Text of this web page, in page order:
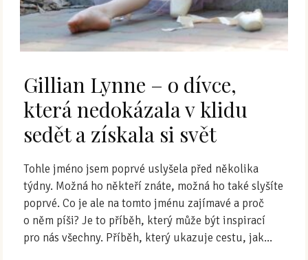
Gillian Lynne – o dívce,
která nedokázala v klidu
sedět a získala si svět
Tohle jméno jsem poprvé uslyšela před několika
týdny. Možná ho někteří znáte, možná ho také slyšíte
poprvé. Co je ale na tomto jménu zajímavé a proč
o něm píši? Je to příběh, který může být inspirací
pro nás všechny. Příběh, který ukazuje cestu, jak...